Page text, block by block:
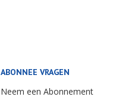
ABONNEE VRAGEN
Neem een Abonnement